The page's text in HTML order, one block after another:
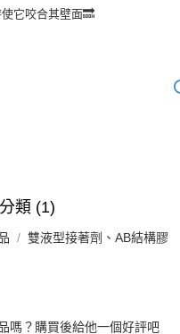
它咬合其壁面🔜
類 (1)
雙液型接著劑、AB結構膠
嗎？購買後給他一個好評吧